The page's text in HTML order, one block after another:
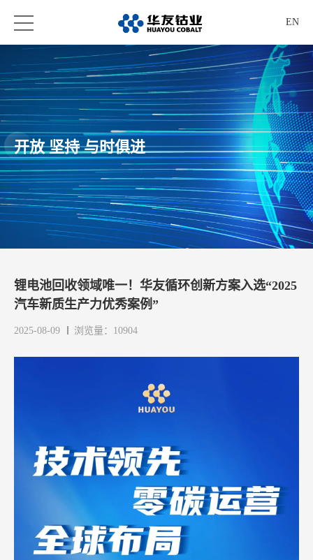
EN
开放 坚持 与时俱进
锂电池回收领域唯一！华友循环创新方案入选“2025
汽车新质生产力优秀案例”
2025-08-09 浏览量：10904